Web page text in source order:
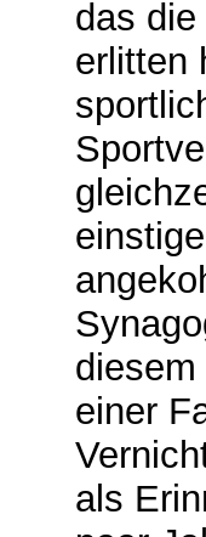
das
erlitten
einer
als